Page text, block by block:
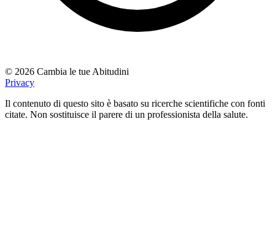
© 2026 Cambia le tue Abitudini
Privacy
Il contenuto di questo sito è basato su ricerche scientifiche con fonti
citate. Non sostituisce il parere di un professionista della salute.